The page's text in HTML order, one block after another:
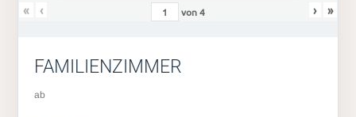
« ‹ von4 › »
FAMILIENZIMMER
ab